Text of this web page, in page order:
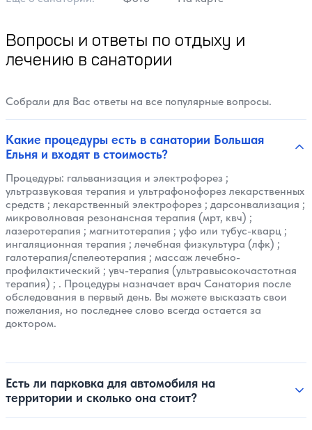
Вопросы и ответы по отдыху и
лечению в санатории
Собрали для Вас ответы на все популярные вопросы.
Какие процедуры есть в санатории Большая
Ельня и входят в стоимость?
Процедуры: гальванизация и электрофорез ;
ультразвуковая терапия и ультрафонофорез лекарственных
средств ; лекарственный электрофорез ; дарсонвализация ;
микроволновая резонансная терапия (мрт, квч) ;
лазеротерапия ; магнитотерапия ; уфо или тубус-кварц ;
ингаляционная терапия ; лечебная физкультура (лфк) ;
галотерапия/спелеотерапия ; массаж лечебно-
профилактический ; увч-терапия (ультравысокочастотная
терапия) ; . Процедуры назначает врач Санатория после
обследования в первый день. Вы можете высказать свои
пожелания, но последнее слово всегда остается за
доктором.
Есть ли парковка для автомобиля на
территории и сколько она стоит?